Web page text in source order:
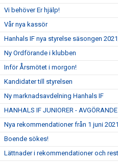
Vi behöver Er hjälp!
Vår nya kassör
Hanhals IF nya styrelse säsongen
Ny Ordförande i klubben
Inför Årsmötet i morgon!
Kandidater till styrelsen
Ny marknadsavdelning Hanhals IF
HANHALS IF JUNIORER -
Nya rekommendationer från 1 juni 2021
Boende sökes!
Lättnader i rekommendationer och